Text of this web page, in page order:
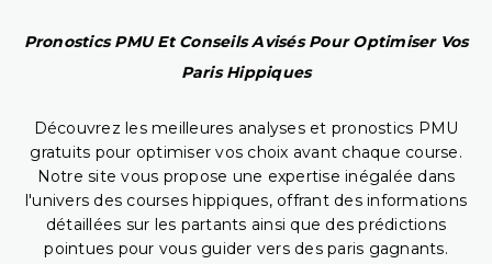
Pronostics PMU Et Conseils Avisés Pour Optimiser Vos
Paris Hippiques
Découvrez les meilleures analyses et pronostics PMU
gratuits pour optimiser vos choix avant chaque course.
Notre site vous propose une expertise inégalée dans
l'univers des courses hippiques, offrant des informations
détaillées sur les partants ainsi que des prédictions
pointues pour vous guider vers des paris gagnants.